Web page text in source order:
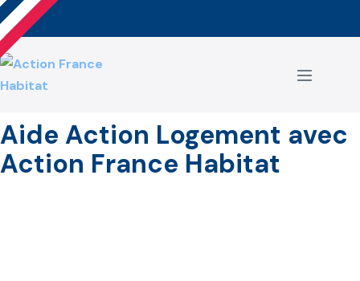
Aller
au
contenu
Aide Action Logement avec
Action France Habitat